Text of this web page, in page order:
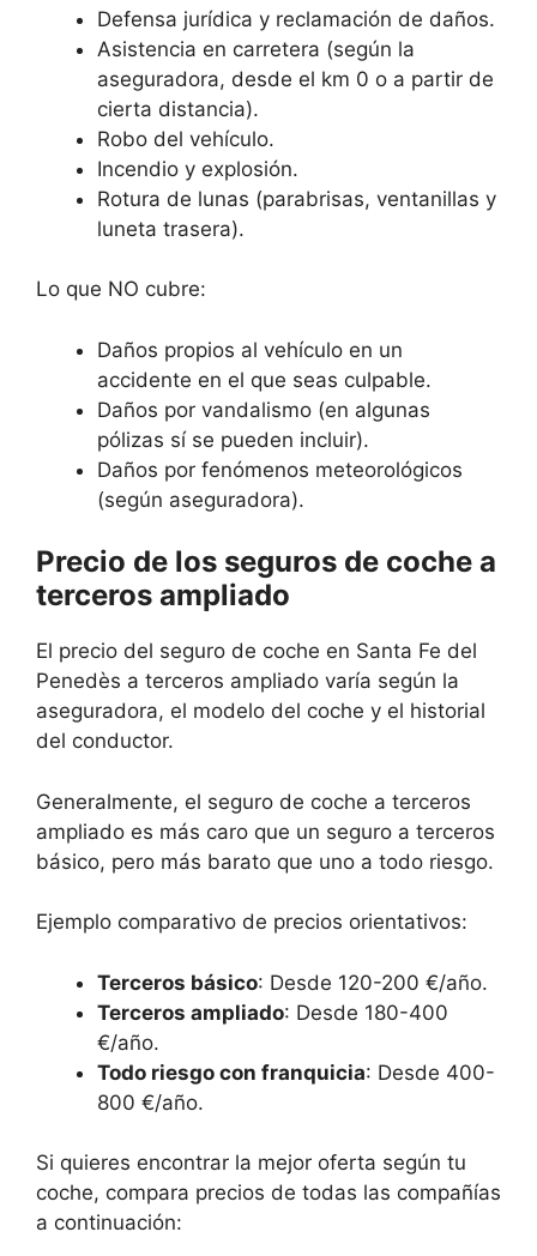
Defensa jurídica y reclamación de daños.
Asistencia en carretera (según la
aseguradora, desde el km 0 o a partir de
cierta distancia).
Robo del vehículo.
Incendio y explosión.
Rotura de lunas (parabrisas, ventanillas y
luneta trasera).
Lo que NO cubre:
Daños propios al vehículo en un
accidente en el que seas culpable.
Daños por vandalismo (en algunas
pólizas sí se pueden incluir).
Daños por fenómenos meteorológicos
(según aseguradora).
Precio de los seguros de coche a
terceros ampliado
El precio del seguro de coche en Santa Fe del
Penedès a terceros ampliado varía según la
aseguradora, el modelo del coche y el historial
del conductor.
Generalmente, el seguro de coche a terceros
ampliado es más caro que un seguro a terceros
básico, pero más barato que uno a todo riesgo.
Ejemplo comparativo de precios orientativos:
Terceros básico: Desde 120-200 €/año.
Terceros ampliado: Desde 180-400
€/año.
Todo riesgo con franquicia: Desde 400-
800 €/año.
Si quieres encontrar la mejor oferta según tu
coche, compara precios de todas las compañías
a continuación: